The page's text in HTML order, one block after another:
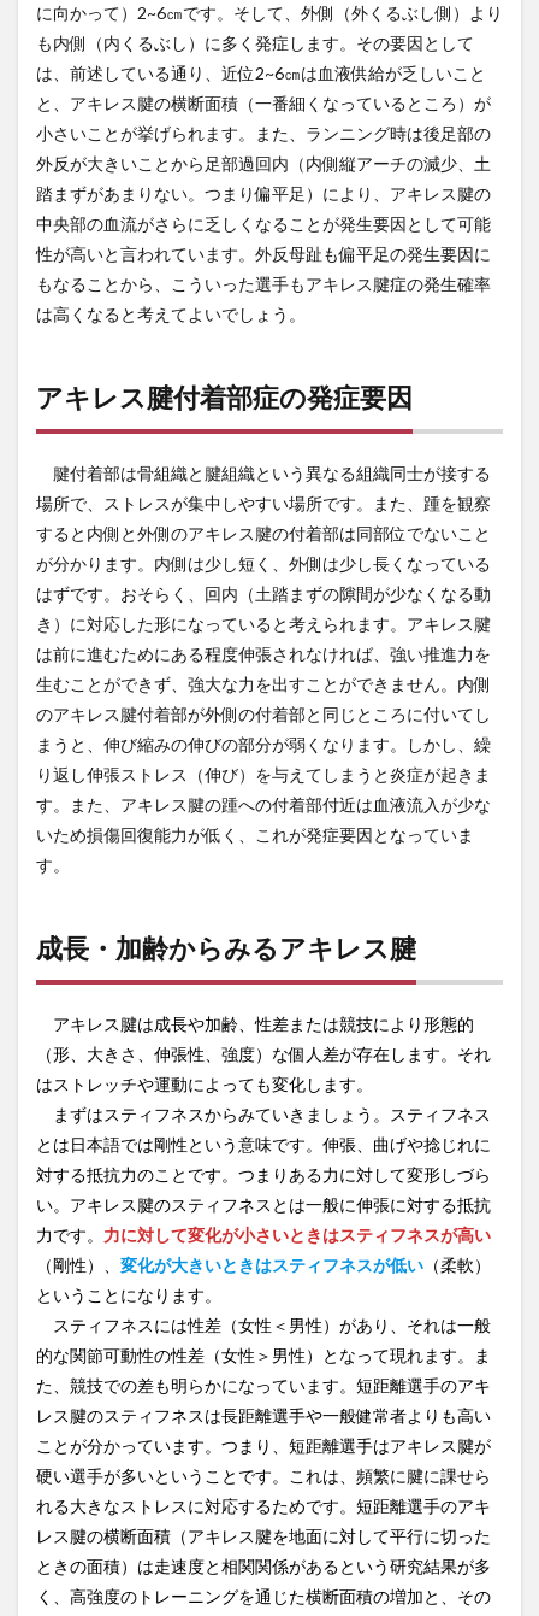
に向かって）2~6㎝です。そして、外側（外くるぶし側）より
も内側（内くるぶし）に多く発症します。その要因として
は、前述している通り、近位2~6㎝は血液供給が乏しいこと
と、アキレス腱の横断面積（一番細くなっているところ）が
小さいことが挙げられます。また、ランニング時は後足部の
外反が大きいことから足部過回内（内側縦アーチの減少、土
踏まずがあまりない。つまり偏平足）により、アキレス腱の
中央部の血流がさらに乏しくなることが発生要因として可能
性が高いと言われています。外反母趾も偏平足の発生要因に
もなることから、こういった選手もアキレス腱症の発生確率
は高くなると考えてよいでしょう。
アキレス腱付着部症の発症要因
腱付着部は骨組織と腱組織という異なる組織同士が接する
場所で、ストレスが集中しやすい場所です。また、踵を観察
すると内側と外側のアキレス腱の付着部は同部位でないこと
が分かります。内側は少し短く、外側は少し長くなっている
はずです。おそらく、回内（土踏まずの隙間が少なくなる動
き）に対応した形になっていると考えられます。アキレス腱
は前に進むためにある程度伸張されなければ、強い推進力を
生むことができず、強大な力を出すことができません。内側
のアキレス腱付着部が外側の付着部と同じところに付いてし
まうと、伸び縮みの伸びの部分が弱くなります。しかし、繰
り返し伸張ストレス（伸び）を与えてしまうと炎症が起きま
す。また、アキレス腱の踵への付着部付近は血液流入が少な
いため損傷回復能力が低く、これが発症要因となっていま
す。
成長・加齢からみるアキレス腱
アキレス腱は成長や加齢、性差または競技により形態的
（形、大きさ、伸張性、強度）な個人差が存在します。それ
はストレッチや運動によっても変化します。
まずはスティフネスからみていきましょう。スティフネス
とは日本語では剛性という意味です。伸張、曲げや捻じれに
対する抵抗力のことです。つまりある力に対して変形しづら
い。アキレス腱のスティフネスとは一般に伸張に対する抵抗
力です。 力に対して変化が小さいときはスティフネスが高い
（剛性）、 変化が大きいときはスティフネスが低い （柔軟）
ということになります。
スティフネスには性差（女性＜男性）があり、それは一般
的な関節可動性の性差（女性＞男性）となって現れます。ま
た、競技での差も明らかになっています。短距離選手のアキ
レス腱のスティフネスは長距離選手や一般健常者よりも高い
ことが分かっています。つまり、短距離選手はアキレス腱が
硬い選手が多いということです。これは、頻繁に腱に課せら
れる大きなストレスに対応するためです。短距離選手のアキ
レス腱の横断面積（アキレス腱を地面に対して平行に切った
ときの面積）は走速度と相関関係があるという研究結果が多
く、高強度のトレーニングを通じた横断面積の増加と、その